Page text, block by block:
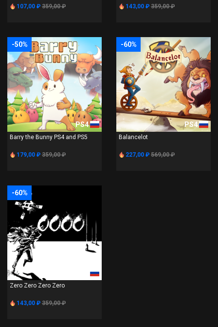
107,00 ₽ 359,00 ₽ 143,00 ₽ 359,00 ₽
-50%
PS4
Barry the Bunny PS4 and PS5
179,00 ₽ 359,00 ₽
-60%
PS4
Balancelot
227,00 ₽ 569,00 ₽
-60%
PS4
Zero Zero Zero Zero
143,00 ₽ 359,00 ₽